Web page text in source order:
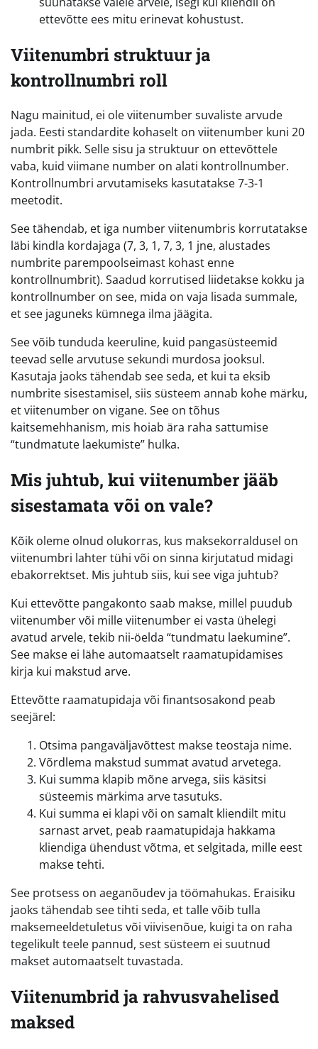
ettevõtte ees mitu erinevat kohustust.
Viitenumbri struktuur ja
kontrollnumbri roll
Nagu mainitud, ei ole viitenumber suvaliste arvude
jada. Eesti standardite kohaselt on viitenumber kuni 20
numbrit pikk. Selle sisu ja struktuur on ettevõttele
vaba, kuid viimane number on alati kontrollnumber.
Kontrollnumbri arvutamiseks kasutatakse 7-3-1
meetodit.
See tähendab, et iga number viitenumbris korrutatakse
läbi kindla kordajaga (7, 3, 1, 7, 3, 1 jne, alustades
numbrite parempoolseimast kohast enne
kontrollnumbrit). Saadud korrutised liidetakse kokku ja
kontrollnumber on see, mida on vaja lisada summale,
et see jaguneks kümnega ilma jäägita.
See võib tunduda keeruline, kuid pangasüsteemid
teevad selle arvutuse sekundi murdosa jooksul.
Kasutaja jaoks tähendab see seda, et kui ta eksib
numbrite sisestamisel, siis süsteem annab kohe märku,
et viitenumber on vigane. See on tõhus
kaitsemehhanism, mis hoiab ära raha sattumise
“tundmatute laekumiste” hulka.
Mis juhtub, kui viitenumber jääb
sisestamata või on vale?
Kõik oleme olnud olukorras, kus maksekorraldusel on
viitenumbri lahter tühi või on sinna kirjutatud midagi
ebakorrektset. Mis juhtub siis, kui see viga juhtub?
Kui ettevõtte pangakonto saab makse, millel puudub
viitenumber või mille viitenumber ei vasta ühelegi
avatud arvele, tekib nii-öelda “tundmatu laekumine”.
See makse ei lähe automaatselt raamatupidamises
kirja kui makstud arve.
Ettevõtte raamatupidaja või finantsosakond peab
seejärel:
Otsima pangaväljavõttest makse teostaja nime.
Võrdlema makstud summat avatud arvetega.
Kui summa klapib mõne arvega, siis käsitsi
süsteemis märkima arve tasutuks.
Kui summa ei klapi või on samalt kliendilt mitu
sarnast arvet, peab raamatupidaja hakkama
kliendiga ühendust võtma, et selgitada, mille eest
makse tehti.
See protsess on aeganõudev ja töömahukas. Eraisiku
jaoks tähendab see tihti seda, et talle võib tulla
maksemeeldetuletus või viivisenõue, kuigi ta on raha
tegelikult teele pannud, sest süsteem ei suutnud
makset automaatselt tuvastada.
Viitenumbrid ja rahvusvahelised
maksed